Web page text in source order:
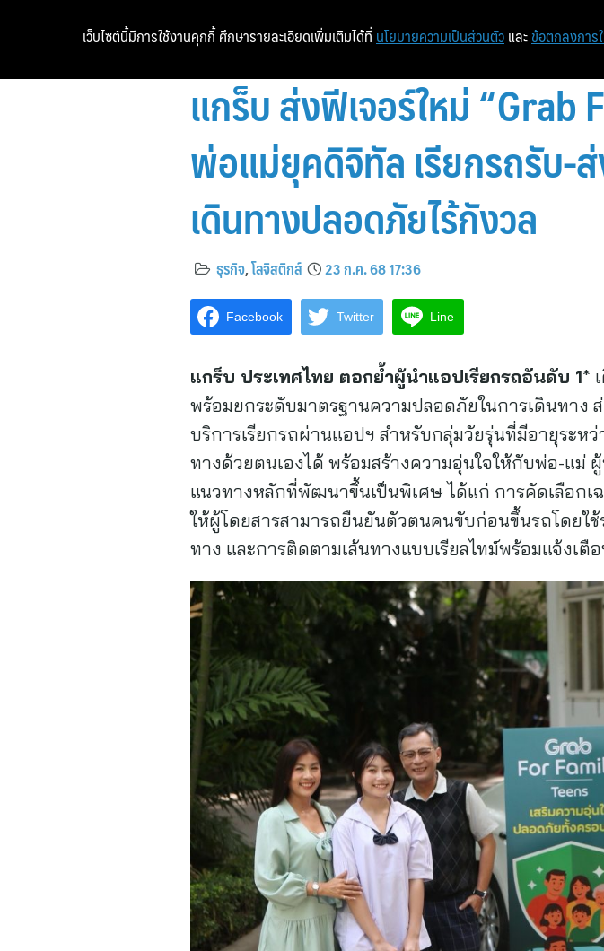
หน้าแรก ท่อง
แกร็บ ส่งฟีเจอร์ใหม่ “Grab
พ่อแม่ยุคดิจิทัล เรียกรถรับ-
เดินทางปลอดภัยไร้กังวล
ธุรกิจ,โลจิสติกส์ 23 ก.ค. 68 17:36
Facebook Twitter Line
แกร็บ ประเทศไทย ตอกย้ำผู้นำแอปเรียกรถอันดับ 1*
พร้อมยกระดับมาตรฐานความปลอดภัยในการเดินทาง ส่
บริการเรียกรถผ่านแอปฯ สำหรับกลุ่มวัยรุ่นที่มีอายุระหว่
ทางด้วยตนเองได้ พร้อมสร้างความอุ่นใจให้กับพ่อ-แม่
แนวทางหลักที่พัฒนาขึ้นเป็นพิเศษ ได้แก่ การคัดเลือก
ให้ผู้โดยสารสามารถยืนยันตัวตนคนขับก่อนขึ้นรถโดยใ
ทาง และการติดตามเส้นทางแบบเรียลไทม์พร้อมแจ้งเ
เว็บไซต์นี้มีการใช้งานคุกกี้ ศึกษารายละเอียดเพิ่มเติมได้ที่ นโยบายความเป็นส่วนตัว และ ข้อตกลงการ